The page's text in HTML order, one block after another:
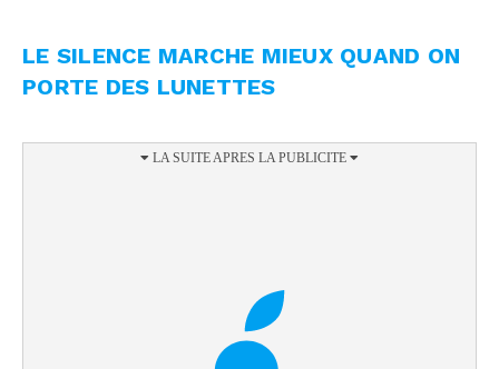
LE SILENCE MARCHE MIEUX QUAND ON
PORTE DES LUNETTES